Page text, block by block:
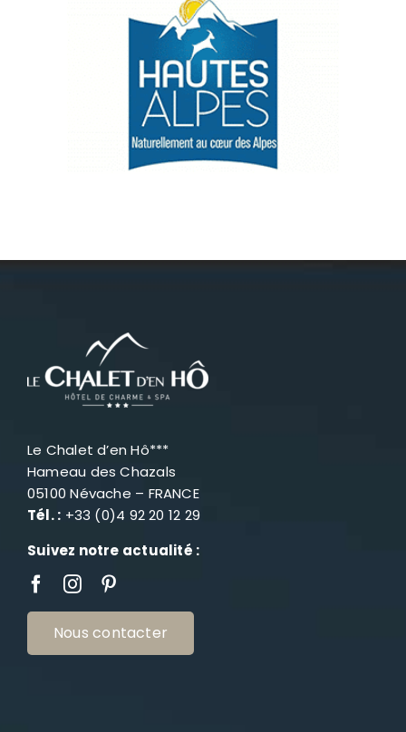
Le Chalet d’en Hô***
Hameau des Chazals
05100 Névache – FRANCE
Tél. : +33 (0)4 92 20 12 29
Suivez notre actualité :
Nous contacter